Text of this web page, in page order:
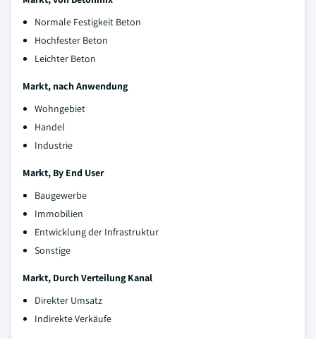
Normale Festigkeit Beton
Hochfester Beton
Leichter Beton
Markt, nach Anwendung
Wohngebiet
Handel
Industrie
Markt, By End User
Baugewerbe
Immobilien
Entwicklung der Infrastruktur
Sonstige
Markt, Durch Verteilung Kanal
Direkter Umsatz
Indirekte Verkäufe